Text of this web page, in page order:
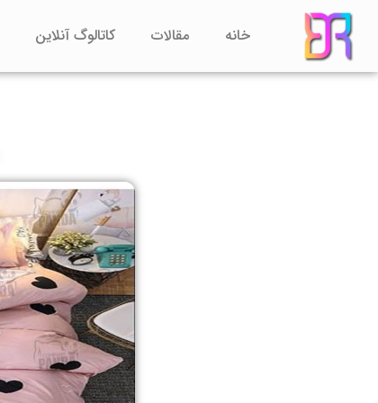
پرش
محتوا
خانه مقالات کاتالوگ آنلاین